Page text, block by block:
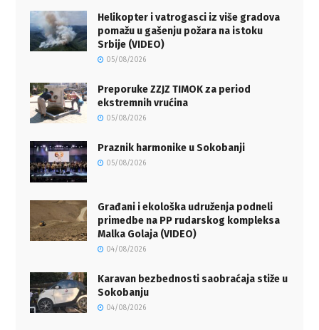
Helikopter i vatrogasci iz više gradova
pomažu u gašenju požara na istoku
Srbije (VIDEO)
05/08/2026
Preporuke ZZJZ TIMOK za period
ekstremnih vrućina
05/08/2026
Praznik harmonike u Sokobanji
05/08/2026
Građani i ekološka udruženja podneli
primedbe na PP rudarskog kompleksa
Malka Golaja (VIDEO)
04/08/2026
Karavan bezbednosti saobraćaja stiže u
Sokobanju
04/08/2026